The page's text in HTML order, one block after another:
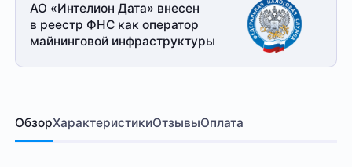
АО «Интелион Дата» внесен
в реестр ФНС как оператор
майнинговой инфраструктуры
ОбзорХарактеристикиОтзывыОплата